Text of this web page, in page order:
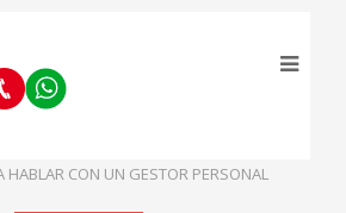
HABLAR CON UN GESTOR PERSONAL